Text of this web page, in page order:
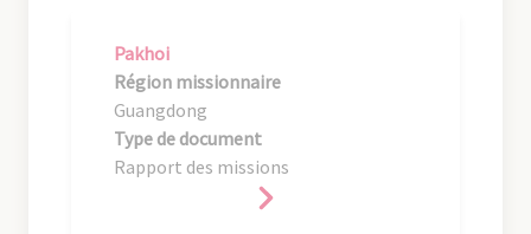
Pakhoi
Région missionnaire
Guangdong
Type de document
Rapport des missions